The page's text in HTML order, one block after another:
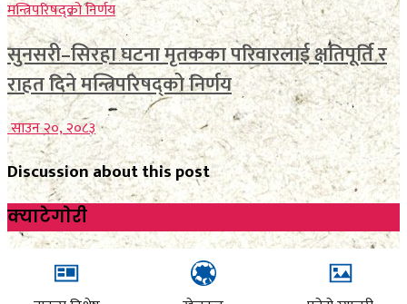
सुनसरी–सिरहा घटना मृतकका परिवारलाई क्षतिपूर्ति र
राहत दिने मन्त्रिपरिषद्को निर्णय
साउन २०, २०८३
Discussion about this post
क्याटेगाेरी